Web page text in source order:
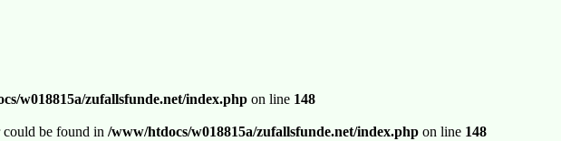
w018815a/zufallsfunde.net/index.php on line 148
be found in /www/htdocs/w018815a/zufallsfunde.net/index.php on line 148